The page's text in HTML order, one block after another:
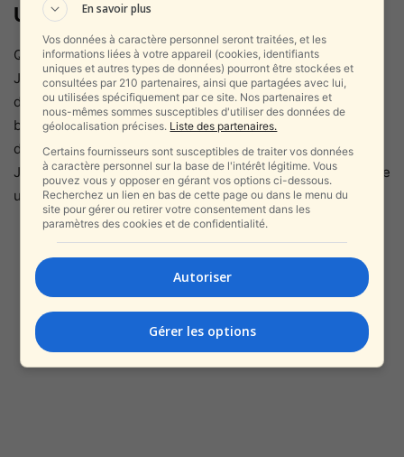
Un symbole de Jérusalem
Quoi qu’il en soit, la découverte souligne la singularité de
Jérusalem : une ville où chaque pas peut révéler un pan
d’histoire enfoui depuis des siècles. Dans une échoppe
banale, au cœur du marché, c’est soudain la mémoire
d’Israël qui resurgit. Et ce hasard rappelle au monde que
Jérusalem, loin d’être une ville comme les autres, demeure
un carrefour intemporel où l’histoire affleure sans cesse.
En savoir plus
Vos données à caractère personnel seront traitées, et les
informations liées à votre appareil (cookies, identifiants
uniques et autres types de données) pourront être stockées et
consultées par 210 partenaires, ainsi que partagées avec lui,
ou utilisées spécifiquement par ce site. Nos partenaires et
nous-mêmes sommes susceptibles d'utiliser des données de
géolocalisation précises. Liste des partenaires.
Certains fournisseurs sont susceptibles de traiter vos données
à caractère personnel sur la base de l'intérêt légitime. Vous
pouvez vous y opposer en gérant vos options ci-dessous.
Recherchez un lien en bas de cette page ou dans le menu du
site pour gérer ou retirer votre consentement dans les
paramètres des cookies et de confidentialité.
Autoriser
Gérer les options